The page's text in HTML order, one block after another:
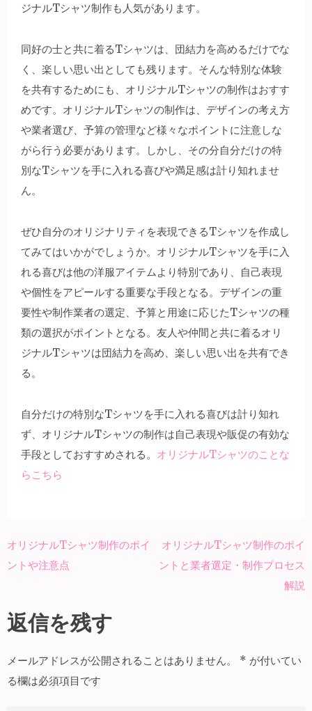
ジナルTシャツ制作も人気があります。
同好の士と共に着るTシャツは、団結力を高めるだけでな
く、楽しい思い出としても残ります。そんな特別な体験
を共有するためにも、オリジナルTシャツの制作はおすす
めです。オリジナルTシャツの制作は、デザインの考え方
や業者選び、予算の管理など様々なポイントに注意しな
がら行う必要があります。しかし、その分自分だけの特
別なTシャツを手に入れる喜びや満足感は計り知れませ
ん。
ぜひ自分のオリジナリティを表現できるTシャツを作成し
てみてはいかがでしょうか。オリジナルTシャツを手に入
れる喜びは他の洋服アイテムより特別であり、自己表現
や個性をアピールする重要な手段となる。デザインの重
要性や制作業者の選定、予算と用途に応じたTシャツの種
類の選択がポイントとなる。友人や仲間と共に着るオリ
ジナルTシャツは団結力を高め、楽しい思い出を共有でき
る。
自分だけの特別なTシャツを手に入れる喜びは計り知れ
ず、オリジナルTシャツの制作は自己表現や販促の有効な
手段としておすすめされる。 オリジナルTシャツのことな
らこちら
投
ビ
ゲ
ー
シ
オリジナルTシャツ制作のポイ
ントや注意点
オリジナルTシャツ制作のポイ
ントと業者選定・制作プロセス
解説
返信を残す
メールアドレスが公開されることはありません。 * が付いてい
る欄は必須項目です